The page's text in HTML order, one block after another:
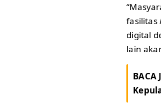
fasilitas
digital
lain
BACA